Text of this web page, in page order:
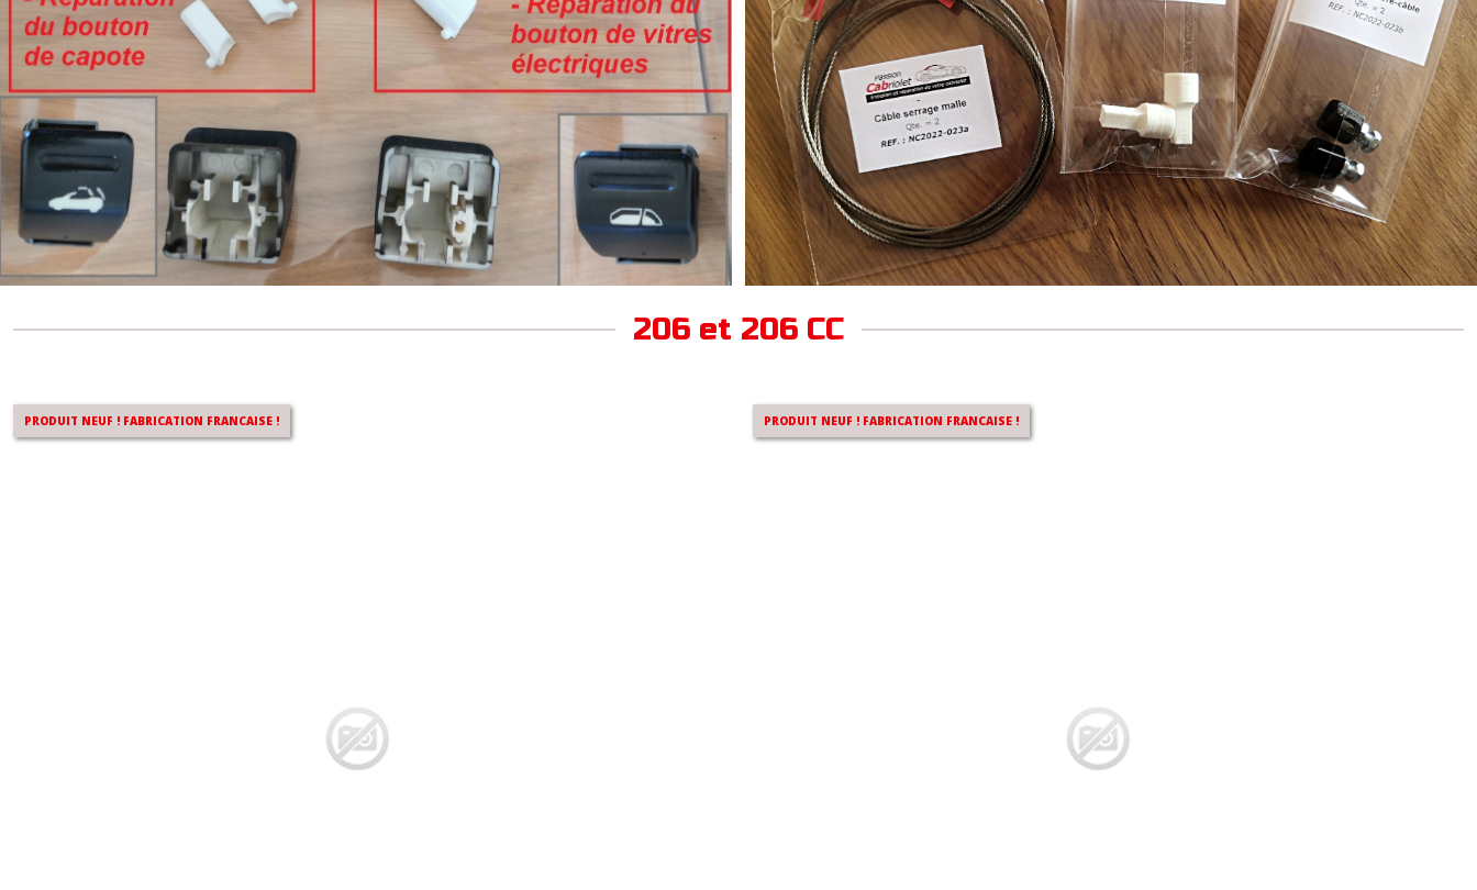
206 et 206 CC
PRODUIT NEUF ! FABRICATION FRANCAISE ! PRODUIT NEUF ! FABRICATION FRANCAISE !